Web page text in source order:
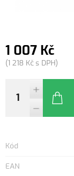
1 007 Kč
(1 218 Kč s DPH)
Kód
EAN